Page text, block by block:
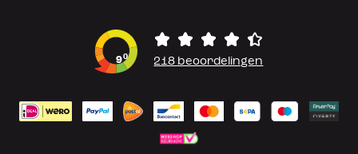
90 218 beoordelingen